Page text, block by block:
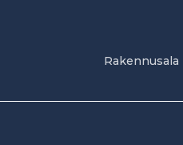
Rakennusala